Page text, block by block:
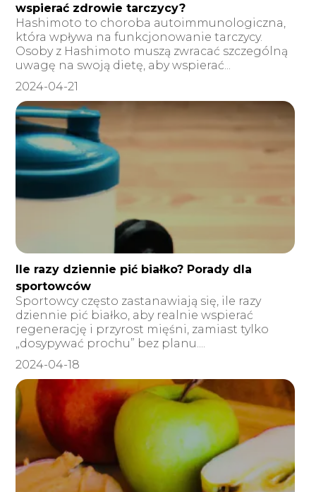
wspierać zdrowie tarczycy?
Hashimoto to choroba autoimmunologiczna,
która wpływa na funkcjonowanie tarczycy.
Osoby z Hashimoto muszą zwracać szczególną
uwagę na swoją dietę, aby wspierać...
2024-04-21
Ile razy dziennie pić białko? Porady dla
sportowców
Sportowcy często zastanawiają się, ile razy
dziennie pić białko, aby realnie wspierać
regenerację i przyrost mięśni, zamiast tylko
„dosypywać prochu” bez planu....
2024-04-18